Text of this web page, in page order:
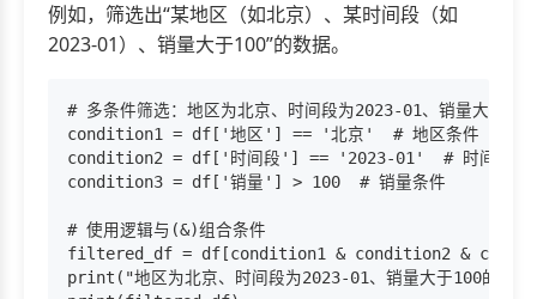
例如，筛选出“某地区（如北京）、某时间段（如
2023-01）、销量大于100”的数据。
# 多条件筛选：地区为北京、时间段为2023-01、销量大于100
condition1 = df['地区'] == '北京'  # 地区条件
condition2 = df['时间段'] == '2023-01'  # 时间段条
condition3 = df['销量'] > 100  # 销量条件
# 使用逻辑与(&)组合条件
filtered_df = df[condition1 & condition2 &
print("地区为北京、时间段为2023-01、销量大于100的数